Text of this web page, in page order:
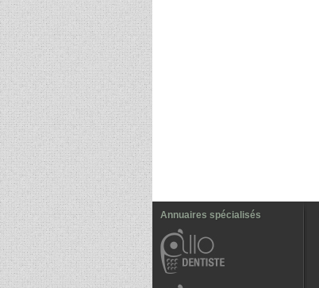
Annuaires spécialisés